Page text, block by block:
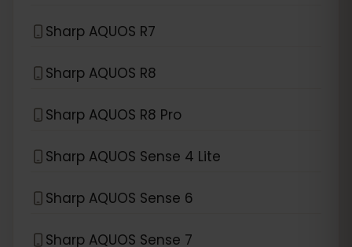
Sharp AQUOS R7
Sharp AQUOS R8
Sharp AQUOS R8 Pro
Sharp AQUOS Sense 4 Lite
Sharp AQUOS Sense 6
Sharp AQUOS Sense 7